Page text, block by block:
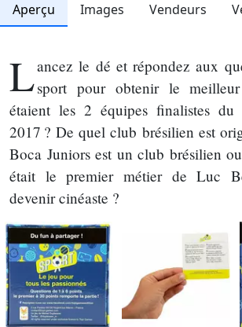
Aperçu Images Vendeurs
Lancez le dé et répondez aux
sport pour obtenir le
étaient les 2 équipes finalistes
2017 ? De quel club brésilien est
Boca Juniors est un club brésilien
était le premier métier de Luc
devenir cinéaste ?